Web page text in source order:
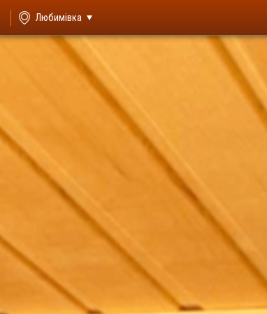
Любимівка